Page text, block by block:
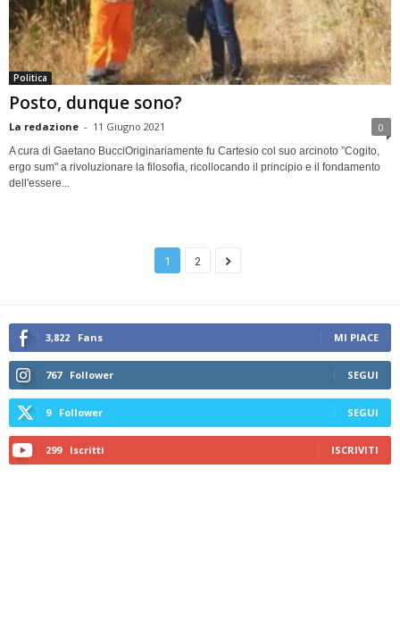
Politica
Posto, dunque sono?
La redazione - 11 Giugno 2021 0
A cura di Gaetano BucciOriginariamente fu Cartesio col suo arcinoto ”Cogito,
ergo sum" a rivoluzionare la filosofia, ricollocando il principio e il fondamento
dell'essere...
1 2
3,822 Fans MI PIACE
767 Follower SEGUI
9 Follower SEGUI
299 Iscritti ISCRIVITI